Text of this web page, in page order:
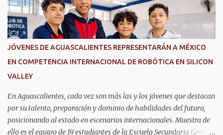
s
JÓVENES DE AGUASCALIENTES REPRESENTARÁN A MÉXICO
EN COMPETENCIA INTERNACIONAL DE ROBÓTICA EN SILICON
VALLEY
En Aguascalientes, cada vez son más las y los jóvenes que destacan
por su talento, preparación y dominio de habilidades del futuro,
posicionando al estado en escenarios internacionales. Muestra de
ello es el equipo de 19 estudiantes de la Escuela Secundaria General